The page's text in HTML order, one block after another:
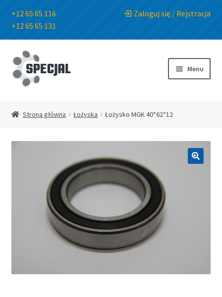
+12 65 65 116
+12 65 65 131
Zaloguj się / Rejstracja
Przejdź
do
nawigacji
Przejdź
do
treści
Menu
Strona główna Łożyska Łożysko MGK 40*62*12